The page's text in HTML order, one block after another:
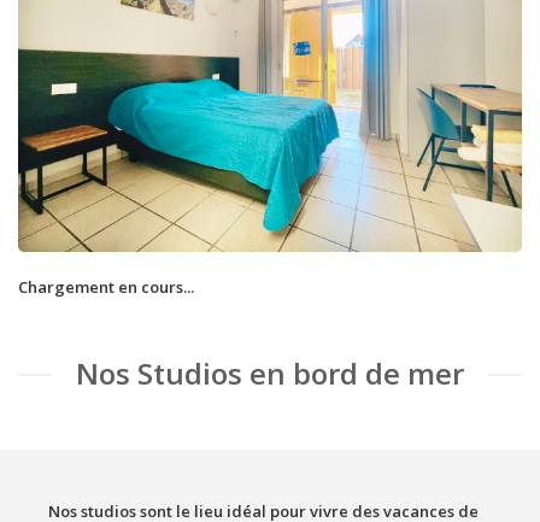
Chargement en cours...
Nos Studios en bord de mer
Nos studios sont le lieu idéal pour vivre des vacances de